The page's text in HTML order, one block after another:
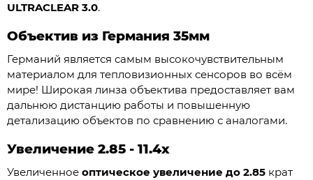
ULTRACLEAR 3.0.
Объектив из Германия 35мм
Германий является самым высокочувствительным
материалом для тепловизионных сенсоров во всём
мире! Широкая линза объектива предоставляет вам
дальнюю дистанцию работы и повышенную
детализацию объектов по сравнению с аналогами.
Увеличение 2.85 - 11.4x
Увеличенное оптическое увеличение до 2.85 крат